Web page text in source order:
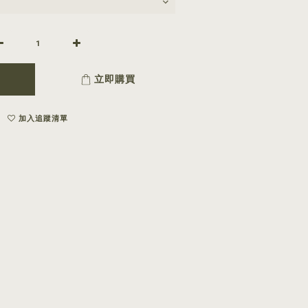
立即購買
加入追蹤清單